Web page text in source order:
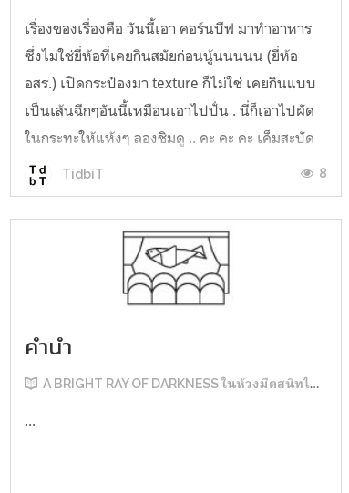
เรื่องของเรื่องคือ วันนี้เอา คอร์นบีฟ มาทำอาหาร
ซึ่งไม่ใช่ยี่ห้อที่เคยกินสมัยก่อนนู้นนนนน (ยี่ห้อ
อสร.) เปิดกระป๋องมา texture ก็ไม่ใช่ เคยกินแบบ
เป็นเส้นฉีกๆอันนี้เหมือนเอาไปปั่น . นี่ก็เอาไปผัด
ในกระทะให้แห้งๆ ลองชิมดู .. คะ คะ คะ เค็มสะบัด
O o" ... แบบใช้โควต้ากินโซเดียมทั้งสัปดาห์
ต้องหาผักนึ่ง ...
TidbiT 8
คำนำ
A BRIGHT RAY OF DARKNESS ในห้วงมืดสนิทไม่มิดแสง
...